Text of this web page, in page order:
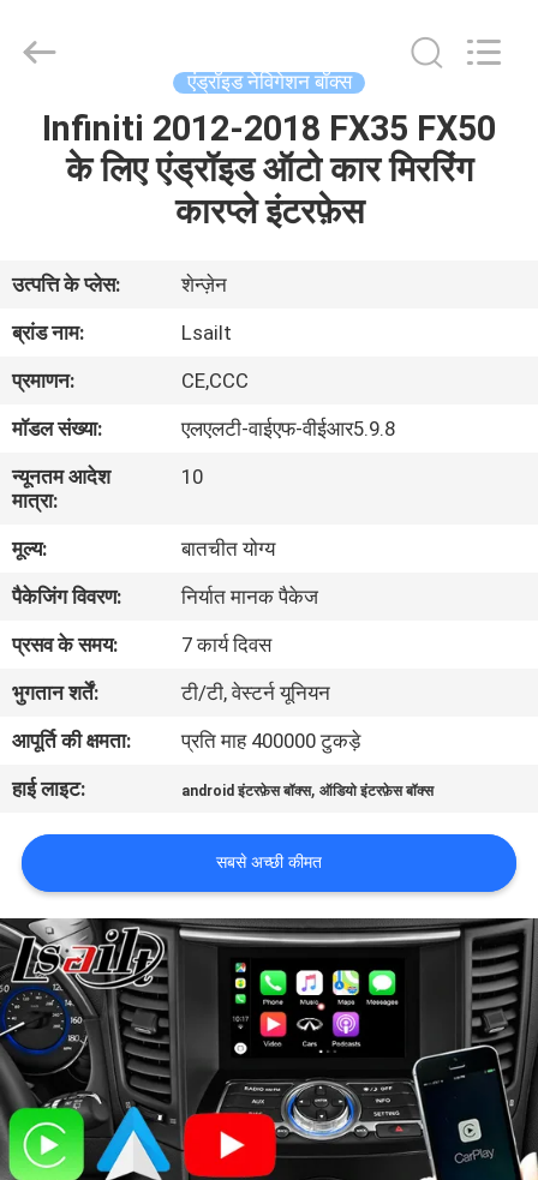
वीडियो
बारे
में
कारखाना
भ्रमण
गुणवत्ता
नियंत्रण
संपर्क
करें
समाचार
मामलों
साइटमैप
PRIVACY
POLICY
Electron
Co.,Ltd.
Reserved.
एंड्रॉइड नेविगेशन बॉक्स
Infiniti 2012-2018 FX35 FX50
के लिए एंड्रॉइड ऑटो कार मिररिंग
कारप्ले इंटरफ़ेस
उत्पत्ति के प्लेस:
शेन्ज़ेन
ब्रांड नाम:
Lsailt
प्रमाणन:
CE,CCC
मॉडल संख्या:
एलएलटी-वाईएफ-वीईआर5.9.8
न्यूनतम आदेश
मात्रा:
10
मूल्य:
बातचीत योग्य
पैकेजिंग विवरण:
निर्यात मानक पैकेज
प्रसव के समय:
7 कार्य दिवस
भुगतान शर्तें:
टी/टी, वेस्टर्न यूनियन
आपूर्ति की क्षमता:
प्रति माह 400000 टुकड़े
हाई लाइट:
android इंटरफ़ेस बॉक्स,ऑडियो इंटरफ़ेस बॉक्स
सबसे अच्छी कीमत